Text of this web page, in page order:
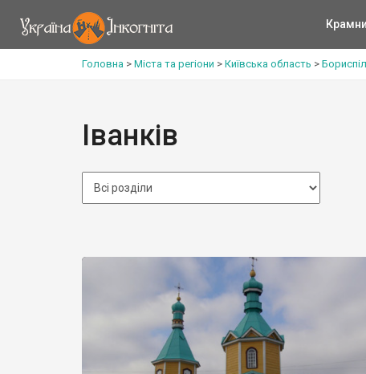
Головна > Міста та регіони > Київська область >
Іванків